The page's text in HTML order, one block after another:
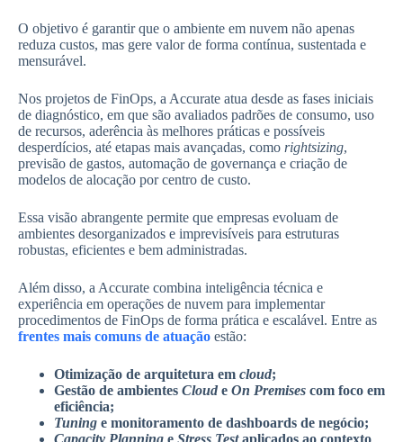
O objetivo é garantir que o ambiente em nuvem não apenas
reduza custos, mas gere valor de forma contínua, sustentada e
mensurável.
Nos projetos de FinOps, a Accurate atua desde as fases iniciais
de diagnóstico, em que são avaliados padrões de consumo, uso
de recursos, aderência às melhores práticas e possíveis
desperdícios, até etapas mais avançadas, como rightsizing,
previsão de gastos, automação de governança e criação de
modelos de alocação por centro de custo.
Essa visão abrangente permite que empresas evoluam de
ambientes desorganizados e imprevisíveis para estruturas
robustas, eficientes e bem administradas.
Além disso, a Accurate combina inteligência técnica e
experiência em operações de nuvem para implementar
procedimentos de FinOps de forma prática e escalável. Entre as
frentes mais comuns de atuação estão:
Otimização de arquitetura em cloud;
Gestão de ambientes Cloud e On Premises com foco em
eficiência;
Tuning e monitoramento de dashboards de negócio;